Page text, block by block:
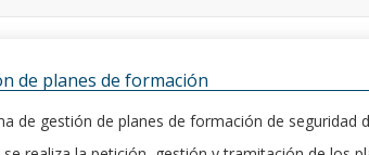
de planes de formación
de gestión de planes de formación de seguridad